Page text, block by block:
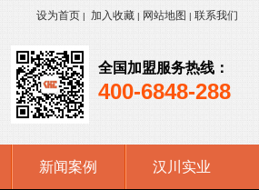
设为首页 | 加入收藏 | 网站地图 | 联系我们
全国加盟服务热线：
400-6848-288
新闻案例 汉川实业